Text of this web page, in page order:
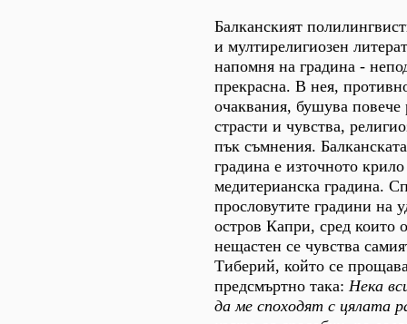
Балканският
и мултирелигиозен
напомня на градина -
прекрасна. В нея,
очаквания, бушува повече
страсти и чувства,
пък съмнения.
градина е източното
медитерианска градина.
прословутите градини на
остров Капри, сред които
нещастен се чувства
Тиберий, който се
предсмъртно така: Нека
да ме споходят с цялата